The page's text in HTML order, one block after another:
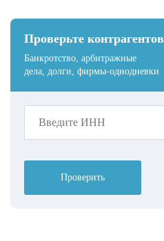
Проверьте контрагентов
Банкротство, арбитражные
дела, долги, фирмы-однодневки
Проверить